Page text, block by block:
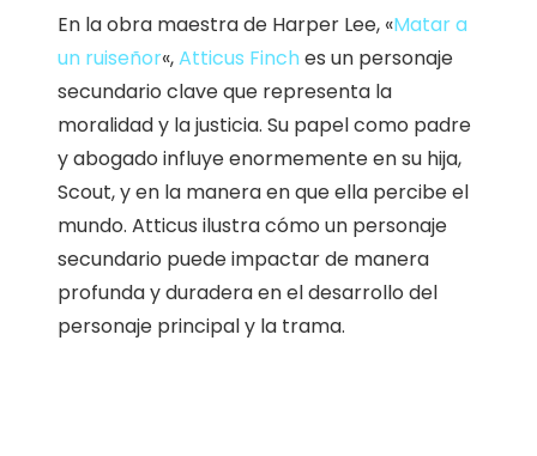
En la obra maestra de Harper Lee, «Matar a
un ruiseñor«,Atticus Finch es un personaje
secundario clave que representa la
moralidad y la justicia. Su papel como padre
y abogado influye enormemente en su hija,
Scout, y en la manera en que ella percibe el
mundo. Atticus ilustra cómo un personaje
secundario puede impactar de manera
profunda y duradera en el desarrollo del
personaje principal y la trama.